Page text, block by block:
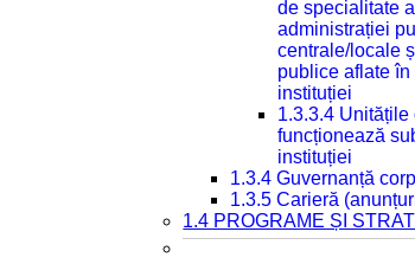
de specialitate
administrației
centrale/locale
publice aflate
instituției
1.3.3.4 Unitățile
funcționează
instituției
1.3.4 Guvernanță
1.3.5 Carieră
1.4 PROGRAME ȘI